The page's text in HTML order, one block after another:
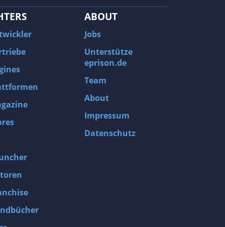
ABOUT
Jobs
Unterstütze
eprison.de
Team
About
Impressum
Datenschutz